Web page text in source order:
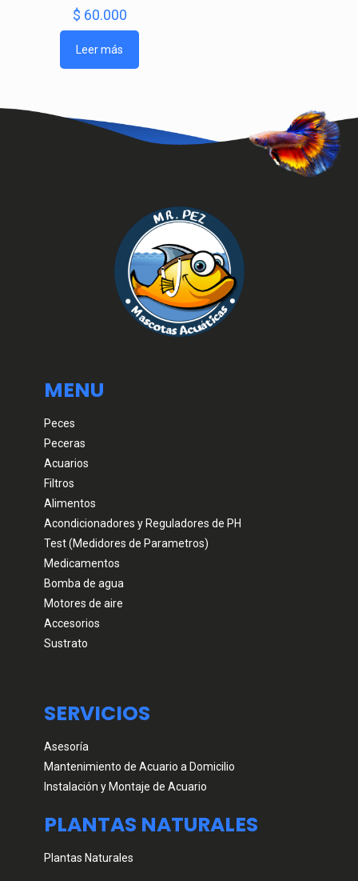
$ 60.000
Leer más
MENU
Peces
Peceras
Acuarios
Filtros
Alimentos
Acondicionadores y Reguladores de PH
Test (Medidores de Parametros)
Medicamentos
Bomba de agua
Motores de aire
Accesorios
Sustrato
SERVICIOS
Asesoría
Mantenimiento de Acuario a Domicilio
Instalación y Montaje de Acuario
PLANTAS NATURALES
Plantas Naturales